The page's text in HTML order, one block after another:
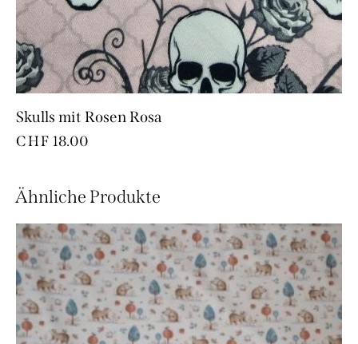
Skulls mit Rosen Rosa
CHF 18.00
Ähnliche Produkte